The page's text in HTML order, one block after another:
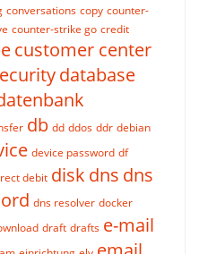
conversations copy counter-
counter-strike go credit
customer center
database
db dd ddos ddr debian
device password df
debit disk dns dns
dns resolver docker
draft drafts e-mail